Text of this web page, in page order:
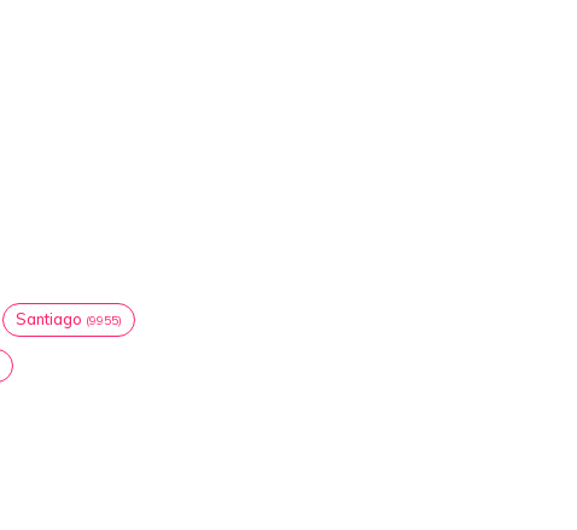
Santiago (9955)